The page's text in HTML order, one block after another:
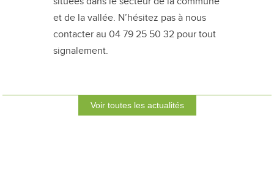
et de la vallée. N’hésitez pas à nous
contacter au 04 79 25 50 32 pour tout
signalement.
Voir toutes les actualités